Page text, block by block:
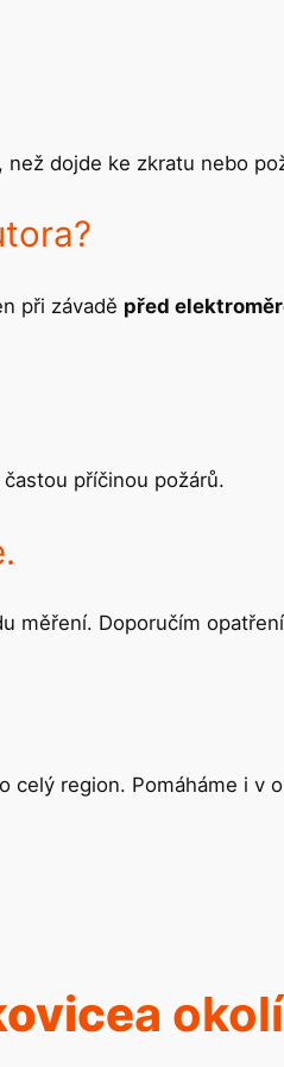
dojde ke zkratu nebo
při závadě před
příčinou požárů.
měření. Doporučím
celý region. Pomáháme i v
a okolí